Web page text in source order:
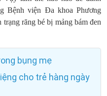
Bệnh viện Đa khoa Phương
răng bé bị mảng bám đen
bụng mẹ
cho trẻ hàng ngày